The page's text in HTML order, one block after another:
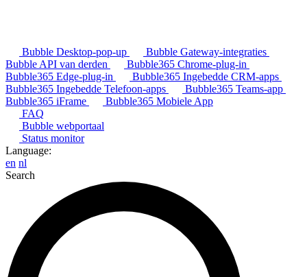
Bubble Desktop-pop-up
Bubble Gateway-integraties
Bubble API van derden
Bubble365 Chrome-plug-in
Bubble365 Edge-plug-in
Bubble365 Ingebedde CRM-apps
Bubble365 Ingebedde Telefoon-apps
Bubble365 Teams-app
Bubble365 iFrame
Bubble365 Mobiele App
FAQ
Bubble webportaal
Status monitor
Language:
en nl
Search